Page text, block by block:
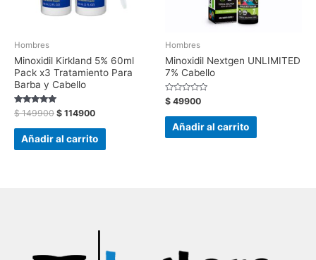
Hombres
Minoxidil Kirkland 5% 60ml
Pack x3 Tratamiento Para
Barba y Cabello
Valorado con
5.00
de 5
$149900 $ 114900
Añadir al carrito
Hombres
Minoxidil Nextgen UNLIMITED
7% Cabello
Valorado
con
0
$ 49900
Añadir al carrito